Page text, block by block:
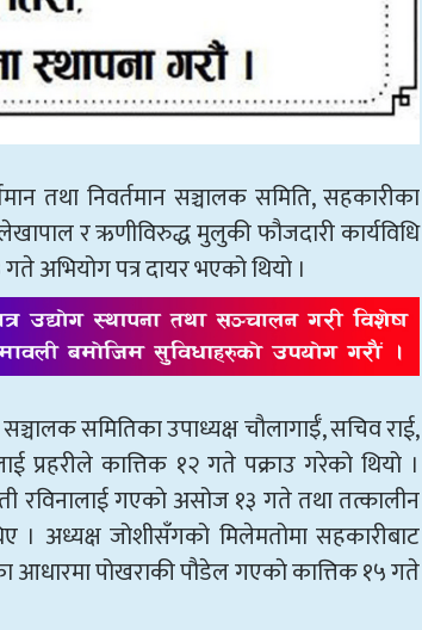
तथा निवर्तमान सञ्चालक समिति, सहकारीका
र ऋणीविरुद्ध मुलुकी फौजदारी कार्यविधि
अभियोग पत्र दायर भएको थियो ।
समितिका उपाध्यक्ष चौलागाईँ, सचिव राई,
प्रहरीले कात्तिक १२ गते पक्राउ गरेको थियो ।
रविनालाई गएकाे असोज १३ गते तथा तत्कालीन
। अध्यक्ष जोशीसँगको मिलेमतोमा सहकारीबाट
आधारमा पोखराकी पौडेल गएकाे कात्तिक १५ गते